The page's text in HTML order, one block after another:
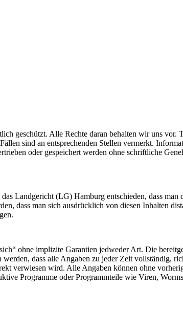
geschützt. Alle Rechte daran behalten wir uns
sind an entsprechenden Stellen vermerkt.
oder gespeichert werden ohne schriftliche
Landgericht (LG) Hamburg entschieden, dass
dass man sich ausdrücklich von diesen Inhalten
ohne implizite Garantien jedweder Art. Die
dass alle Angaben zu jeder Zeit vollständig,
verwiesen wird. Alle Angaben können ohne
Programme oder Programmteile wie Viren,